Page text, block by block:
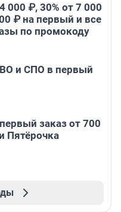
000 ₽, 30% от 7 000
₽ на первый и все
по промокоду
и СПО в первый
заказ от 700
Пятёрочка